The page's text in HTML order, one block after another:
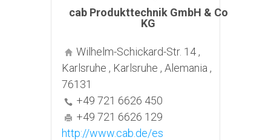
cab Produkttechnik GmbH & Co
KG
Wilhelm-Schickard-Str. 14 ,
Karlsruhe , Karlsruhe , Alemania ,
76131
+49 721 6626 450
+49 721 6626 129
http://www.cab.de/es